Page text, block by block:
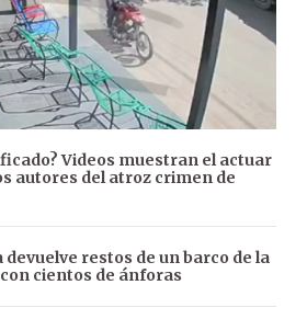
Videos muestran el actuar
autores del atroz crimen de
devuelve restos de un barco de la
cientos de ánforas